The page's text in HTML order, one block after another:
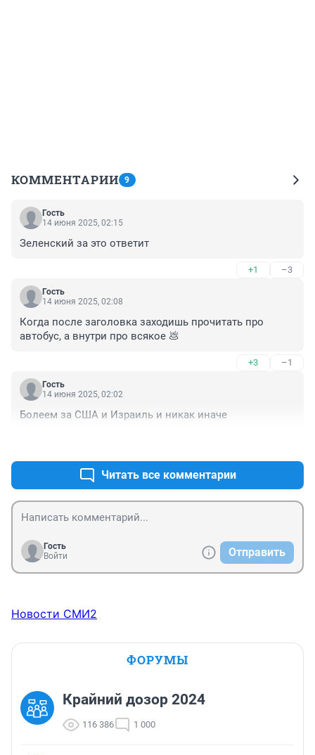
КОММЕНТАРИИ 9
Гость
14 июня 2025, 02:15
Зеленский за это ответит
+1 –3
Гость
14 июня 2025, 02:08
Когда после заголовка заходишь прочитать про
автобус, а внутри про всякое 💩
+3 –1
Гость
14 июня 2025, 02:02
Болеем за США и Израиль и никак иначе
Читать все комментарии
Гость
Войти
Отправить
Новости СМИ2
ФОРУМЫ
Крайний дозор 2024
116 386 1 000